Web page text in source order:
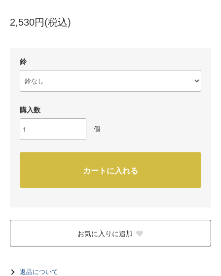
2,530円(税込)
鈴
購入数
個
カートに入れる
お気に入りに追加
返品について